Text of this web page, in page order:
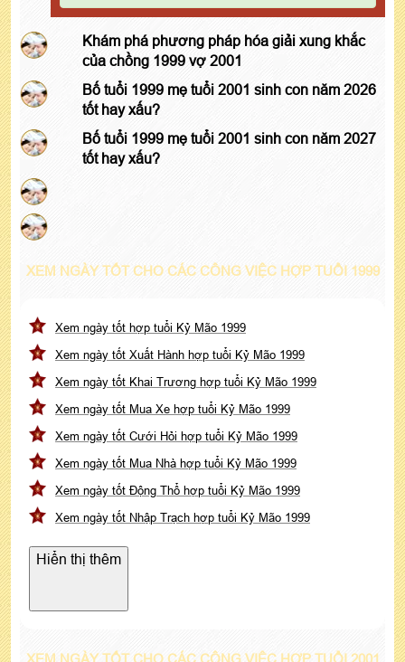
Khám phá phương pháp hóa giải xung khắc
của chồng 1999 vợ 2001
Bố tuổi 1999 mẹ tuổi 2001 sinh con năm 2026
tốt hay xấu?
Bố tuổi 1999 mẹ tuổi 2001 sinh con năm 2027
tốt hay xấu?
XEM NGÀY TỐT CHO CÁC CÔNG VIỆC HỢP TUỔI 1999
Xem ngày tốt hợp tuổi Kỷ Mão 1999
Xem ngày tốt Xuất Hành hợp tuổi Kỷ Mão 1999
Xem ngày tốt Khai Trương hợp tuổi Kỷ Mão 1999
Xem ngày tốt Mua Xe hợp tuổi Kỷ Mão 1999
Xem ngày tốt Cưới Hỏi hợp tuổi Kỷ Mão 1999
Xem ngày tốt Mua Nhà hợp tuổi Kỷ Mão 1999
Xem ngày tốt Động Thổ hợp tuổi Kỷ Mão 1999
Xem ngày tốt Nhập Trạch hợp tuổi Kỷ Mão 1999
Hiển thị thêm
XEM NGÀY TỐT CHO CÁC CÔNG VIỆC HỢP TUỔI 2001